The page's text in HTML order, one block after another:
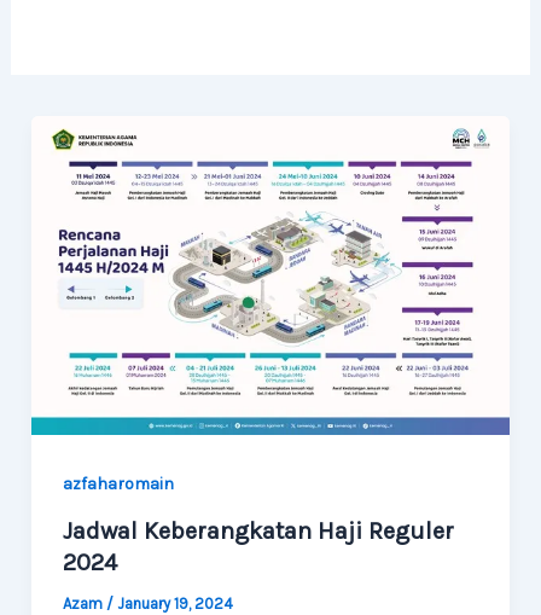
azfaharomain
Jadwal Keberangkatan Haji Reguler
2024
Azam / January 19, 2024